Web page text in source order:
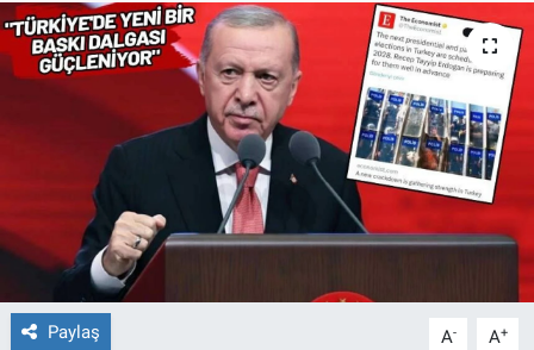
Paylaş A- A+
Ekonomi
Forum
Gerçeğin İzinde
Gün Başlıyor
Gün Bitiyor
Gün Ortası